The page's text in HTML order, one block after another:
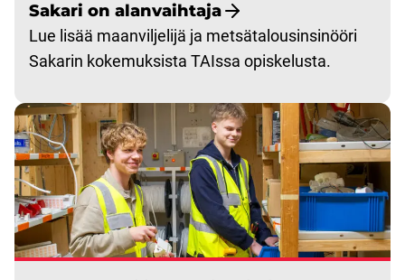
Sakari on alanvaihtaja
Lue lisää maanviljelijä ja metsätalousinsinööri
Sakarin kokemuksista TAIssa opiskelusta.